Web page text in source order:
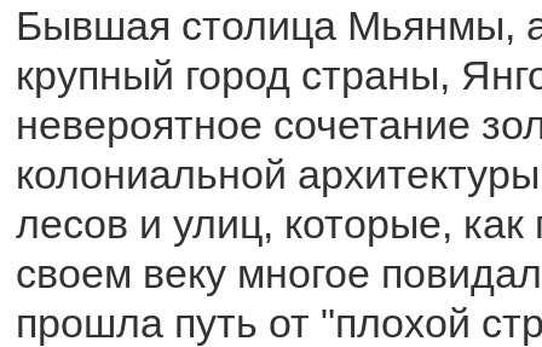
Бывшая столица Мьянмы,
крупный город страны,
невероятное сочетание
колониальной
лесов и улиц, которые, как
своем веку многое
прошла путь от "плохой